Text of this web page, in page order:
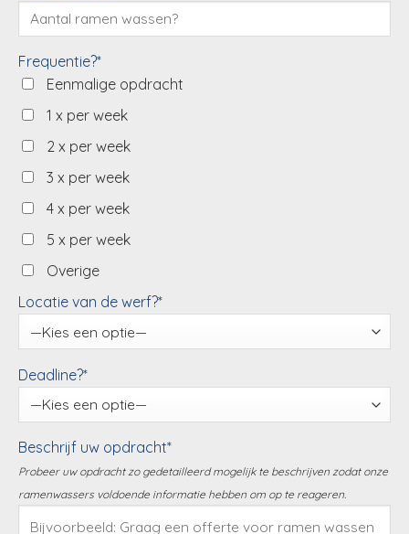
Frequentie?*
Eenmalige opdracht
1 x per week
2 x per week
3 x per week
4 x per week
5 x per week
Overige
Locatie van de werf?*
Deadline?*
Beschrijf uw opdracht*
Probeer uw opdracht zo gedetailleerd mogelijk te beschrijven zodat onze
ramenwassers voldoende informatie hebben om op te reageren.